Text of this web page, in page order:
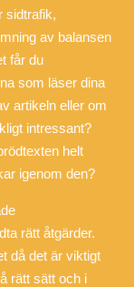
sidtrafik,
av balansen
får du
som läser dina
artikeln eller om
intressant?
helt
igenom den?
rätt åtgärder.
då det är viktigt
rätt sätt och i